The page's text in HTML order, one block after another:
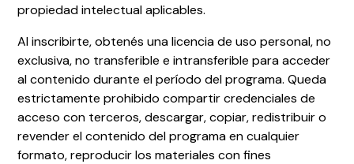
propiedad intelectual aplicables.
Al inscribirte, obtenés una licencia de uso personal, no
exclusiva, no transferible e intransferible para acceder
al contenido durante el período del programa. Queda
estrictamente prohibido compartir credenciales de
acceso con terceros, descargar, copiar, redistribuir o
revender el contenido del programa en cualquier
formato, reproducir los materiales con fines